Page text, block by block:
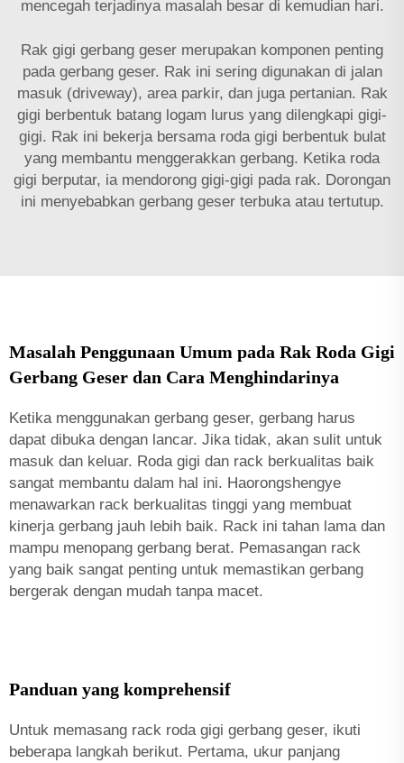
mencegah terjadinya masalah besar di kemudian hari.
Rak gigi gerbang geser merupakan komponen penting
pada gerbang geser. Rak ini sering digunakan di jalan
masuk (driveway), area parkir, dan juga pertanian. Rak
gigi berbentuk batang logam lurus yang dilengkapi gigi-
gigi. Rak ini bekerja bersama roda gigi berbentuk bulat
yang membantu menggerakkan gerbang. Ketika roda
gigi berputar, ia mendorong gigi-gigi pada rak. Dorongan
ini menyebabkan gerbang geser terbuka atau tertutup.
Masalah Penggunaan Umum pada Rak Roda Gigi
Gerbang Geser dan Cara Menghindarinya
Ketika menggunakan gerbang geser, gerbang harus
dapat dibuka dengan lancar. Jika tidak, akan sulit untuk
masuk dan keluar. Roda gigi dan rack berkualitas baik
sangat membantu dalam hal ini. Haorongshengye
menawarkan rack berkualitas tinggi yang membuat
kinerja gerbang jauh lebih baik. Rack ini tahan lama dan
mampu menopang gerbang berat. Pemasangan rack
yang baik sangat penting untuk memastikan gerbang
bergerak dengan mudah tanpa macet.
Panduan yang komprehensif
Untuk memasang rack roda gigi gerbang geser, ikuti
beberapa langkah berikut. Pertama, ukur panjang